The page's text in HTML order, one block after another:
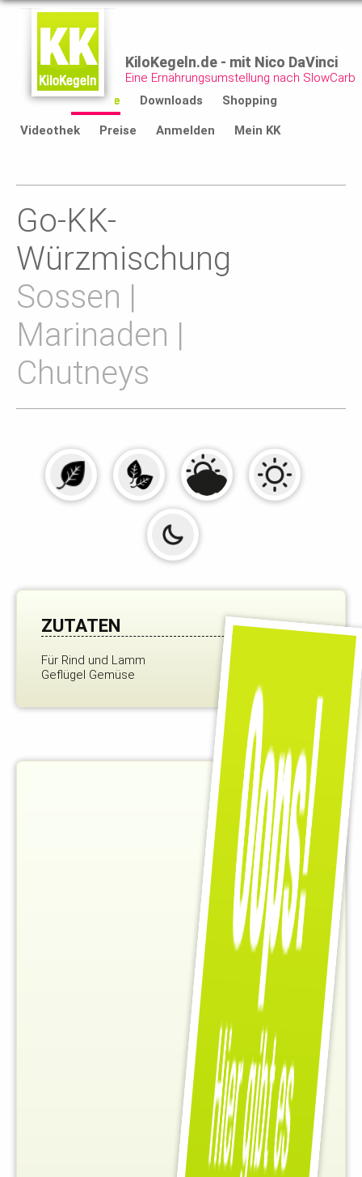
KiloKegeln.de - mit Nico DaVinci
Eine Ernährungsumstellung nach SlowCarb
Start
Rezepte Downloads Shopping
Videothek Preise Anmelden Mein KK
Go-KK-
Würzmischung
Sossen |
Marinaden |
Chutneys
ZUTATEN
Für Rind und Lamm
Geflügel Gemüse